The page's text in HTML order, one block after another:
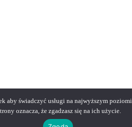
aby świadczyć usługi na najwyższym
oznacza, że zgadzasz się na ich użycie.